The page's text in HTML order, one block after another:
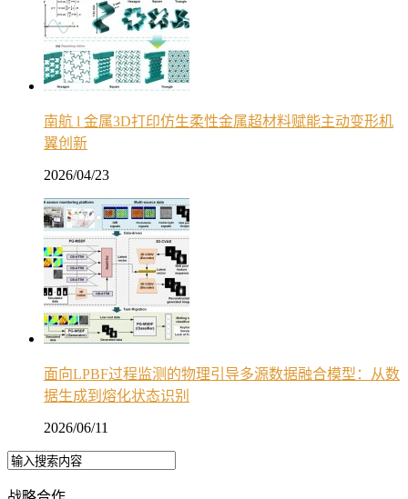
南航 l 金属3D打印仿生柔性金属超材料赋能主动变形机
翼创新
2026/04/23
面向LPBF过程监测的物理引导多源数据融合模型：从数
据生成到熔化状态识别
2026/06/11